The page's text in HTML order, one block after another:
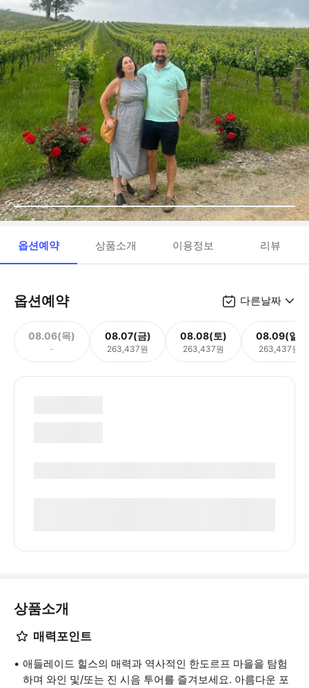
옵션예약 상품소개 이용정보 리뷰
옵션예약 다른날짜
08.06(목)
-
08.07(금)
263,437원
08.08(토)
263,437원
08.09(일)
263,437원
상품소개
매력포인트
애들레이드 힐스의 매력과 역사적인 한도르프 마을을 탐험
하며 와인 및/또는 진 시음 투어를 즐겨보세요. 아름다운 포